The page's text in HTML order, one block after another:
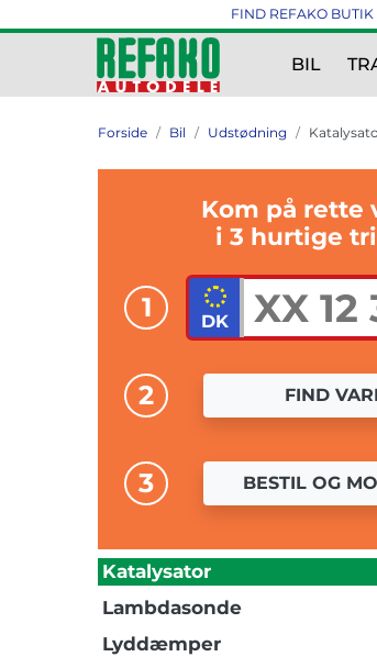
FIND REFAKO BUTIK
BIL
Forside Bil Udstødning
Kom på rette
i 3 hurtige
1
2 FIND
3 BESTIL OG
Katalysator
Lambdasonde
Lyddæmper